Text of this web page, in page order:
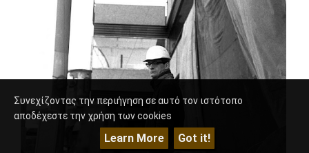
Συνεχίζοντας την περιήγηση σε αυτό τον ιστότοπο
αποδέχεστε την χρήση των cookies
Learn More Got it!